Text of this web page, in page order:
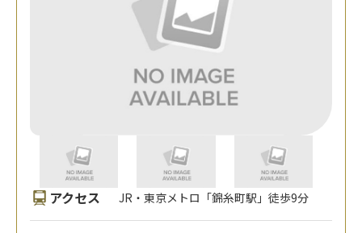
アクセス JR・東京メトロ「錦糸町駅」徒歩9分